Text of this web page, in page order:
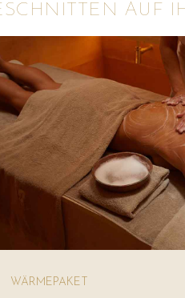
AUF
WÄRMEPAKET